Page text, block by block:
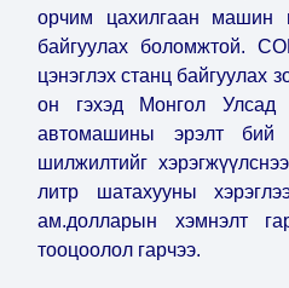
орчим цахилгаан машин
байгуулах боломжтой.
цэнэглэх станц байгуулах
он гэхэд Монгол Улсад
автомашины эрэлт бий
шилжилтийг
литр шатахууны
ам.долларын хэмнэлт
тооцоолол гарчээ.